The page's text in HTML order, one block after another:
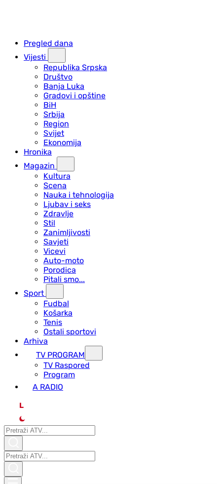
Pregled dana
Vijesti
Republika Srpska
Društvo
Banja Luka
Gradovi i opštine
BiH
Srbija
Region
Svijet
Ekonomija
Hronika
Magazin
Kultura
Scena
Nauka i tehnologija
Ljubav i seks
Zdravlje
Stil
Zanimljivosti
Savjeti
Vicevi
Auto-moto
Porodica
Pitali smo...
Sport
Fudbal
Košarka
Tenis
Ostali sportovi
Arhiva
TV PROGRAM
ТV Raspored
Program
A RADIO
L